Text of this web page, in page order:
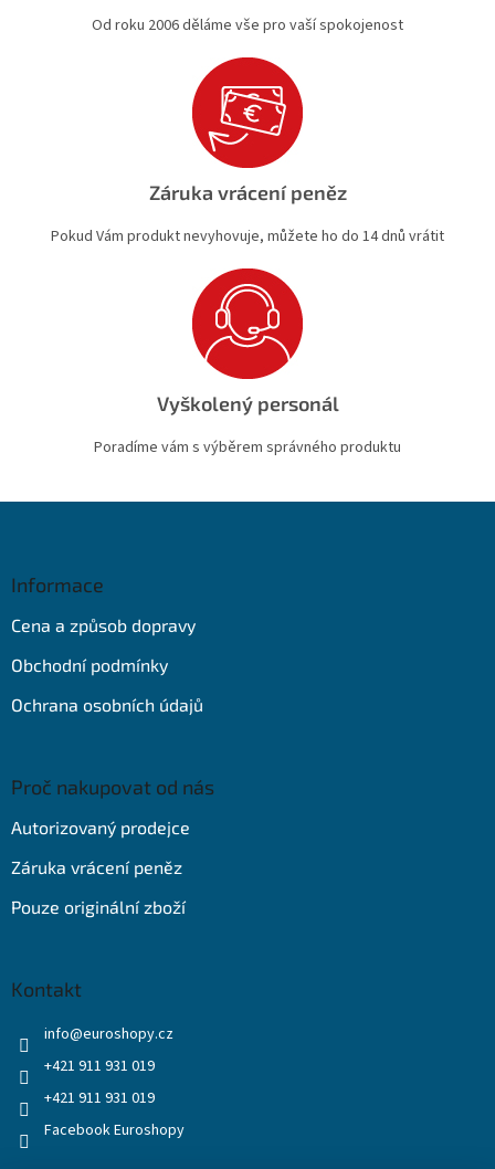
Od roku 2006 děláme vše pro vaší spokojenost
Záruka vrácení peněz
Pokud Vám produkt nevyhovuje, můžete ho do 14 dnů vrátit
Vyškolený personál
Poradíme vám s výběrem správného produktu
Informace
Cena a způsob dopravy
Obchodní podmínky
Ochrana osobních údajů
Proč nakupovat od nás
Autorizovaný prodejce
Záruka vrácení peněz
Pouze originální zboží
Kontakt
info@euroshopy.cz
+421 911 931 019
+421 911 931 019
Facebook Euroshopy